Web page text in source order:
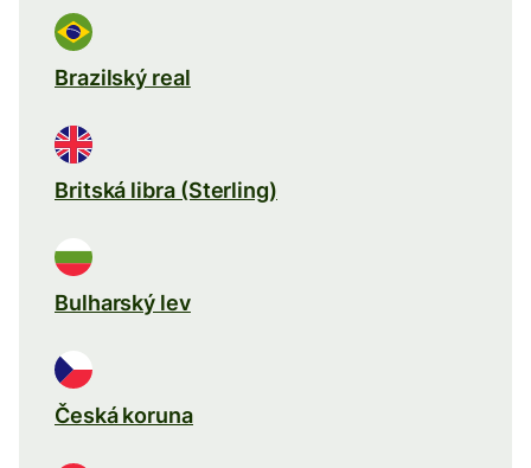
Brazilský real
Britská libra (Sterling)
Bulharský lev
Česká koruna